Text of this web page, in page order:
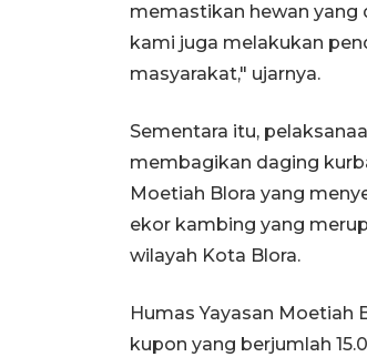
memastikan hewan yang
kami juga melakukan
masyarakat," ujarnya.
Sementara itu,
membagikan daging
Moetiah Blora yang
ekor kambing yang
wilayah Kota Blora.
Humas Yayasan
kupon yang berjumlah